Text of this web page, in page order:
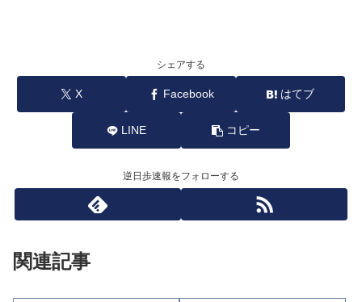
シェアする
X Facebook はてブ
LINE コピー
逆日歩速報をフォローする
関連記事